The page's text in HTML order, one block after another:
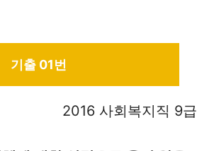
기출 01번
2016 사회복지직 9급